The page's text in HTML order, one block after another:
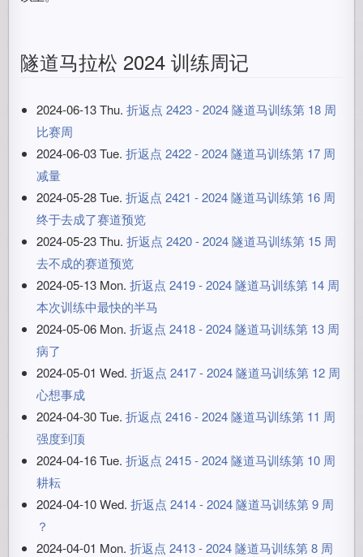
隧道马拉松 2024 训练周记
2024-06-13 Thu.折返点 2423 - 2024 隧道马训练第 18 周
比赛周
2024-06-03 Tue.折返点 2422 - 2024 隧道马训练第 17 周
减量
2024-05-28 Tue.折返点 2421 - 2024 隧道马训练第 16 周
终于去成了赛道预览
2024-05-23 Thu.折返点 2420 - 2024 隧道马训练第 15 周
去不成的赛道预览
2024-05-13 Mon.折返点 2419 - 2024 隧道马训练第 14 周
本次训练中最快的半马
2024-05-06 Mon.折返点 2418 - 2024 隧道马训练第 13 周
病了
2024-05-01 Wed.折返点 2417 - 2024 隧道马训练第 12 周
心想事成
2024-04-30 Tue.折返点 2416 - 2024 隧道马训练第 11 周
强度到顶
2024-04-16 Tue.折返点 2415 - 2024 隧道马训练第 10 周
耕耘
2024-04-10 Wed.折返点 2414 - 2024 隧道马训练第 9 周
？
2024-04-01 Mon.折返点 2413 - 2024 隧道马训练第 8 周